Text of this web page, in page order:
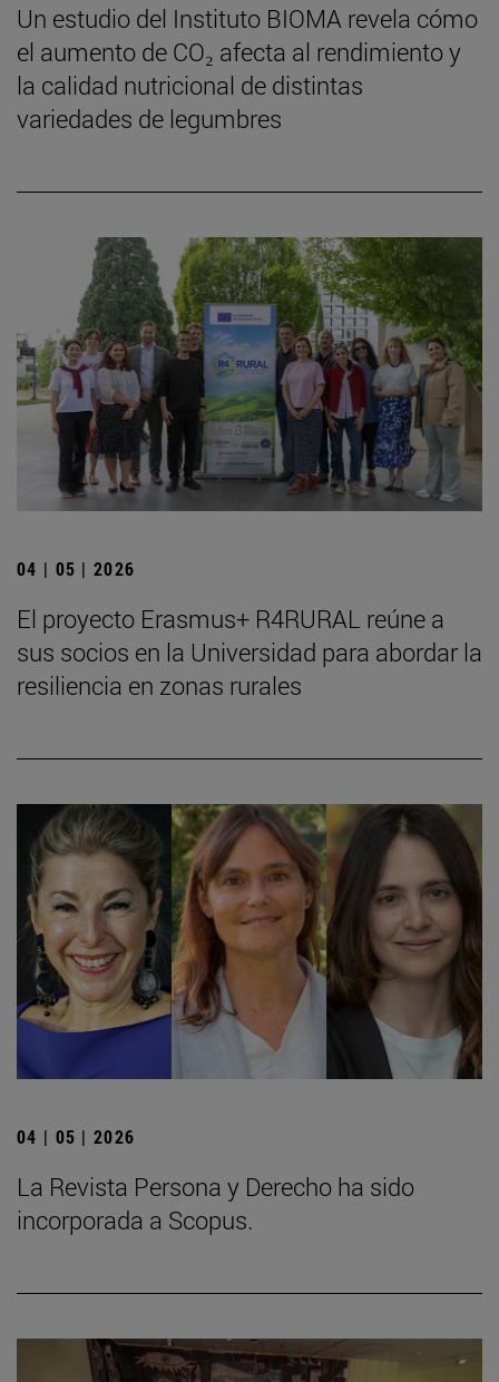
Un estudio del Instituto BIOMA revela cómo
el aumento de CO₂ afecta al rendimiento y
la calidad nutricional de distintas
variedades de legumbres
04 | 05 | 2026
El proyecto Erasmus+ R4RURAL reúne a
sus socios en la Universidad para abordar la
resiliencia en zonas rurales
04 | 05 | 2026
La Revista Persona y Derecho ha sido
incorporada a Scopus.